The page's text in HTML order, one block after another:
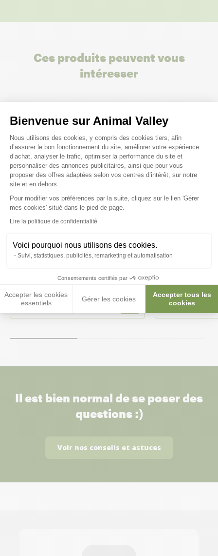
Bienvenue sur Animal Valley
Plateforme de Gestion du
Nous utilisons des cookies, y compris des cookies tiers, afin
d’assurer le bon fonctionnement du site, améliorer votre expérience
d’achat, analyser le trafic, optimiser la performance du site et
personnaliser des annonces publicitaires, ainsi que pour vous
proposer des offres adaptées selon vos centres d’intérêt, sur notre
site et en dehors.
Pour modifier vos préférences par la suite, cliquez sur le lien 'Gérer
mes cookies' situé dans le pied de page.
Lire la politique de confidentialité
Voici pourquoi nous utilisons des cookies.
Suivi, statistiques, publicités, remarketing et automatisation
Consentements certifiés par
Accepter les cookies
essentiels
Gérer les cookies
Accepter tous les
cookies
Axeptio consent
Ces produits peuvent vous
intéresser
Mousse au canard chat 200g -
3,25 €
Mousse à la
3,25 €
Il est bien normal de se poser des
questions :)
Voir nos conseils et astuces